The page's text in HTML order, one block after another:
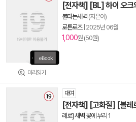
미리읽기
[전자책] [BL] 하이 오크
불타는새벽 (지은이)
로튼로즈| 2025년 06월
1,000원 (50원)
대여
[전자책] [고화질] [볼레
레로] 새벽 꽃에 부리 1